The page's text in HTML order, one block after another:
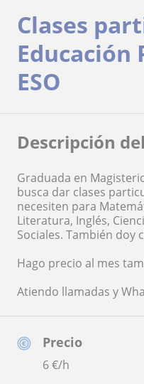
Precio
6€/h
Clases
Educación
ESO
Descripción
Graduada en
busca dar clases
necesiten para
Literatura, Inglés,
Sociales. También doy
Hago precio al mes
Atiendo llamadas y